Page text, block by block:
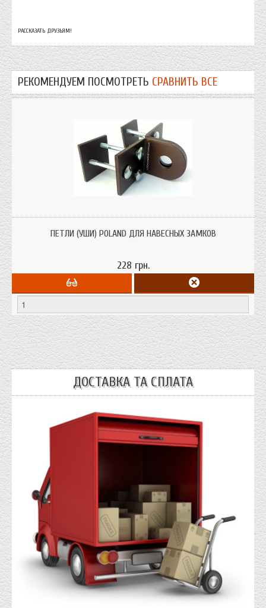
РАССКАЗАТЬ ДРУЗЬЯМ!
РЕКОМЕНДУЕМ ПОСМОТРЕТЬ СРАВНИТЬ ВСЕ
ПЕТЛИ (УШИ) POLAND ДЛЯ НАВЕСНЫХ ЗАМКОВ
228 грн.
ДОСТАВКА ТА СПЛАТА